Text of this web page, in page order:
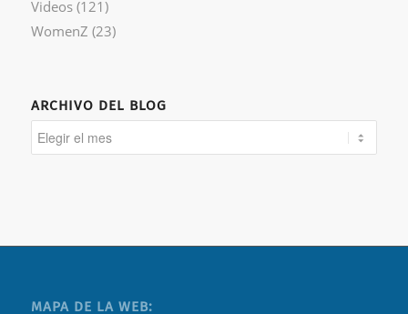
Videos(121)
WomenZ (23)
ARCHIVO DEL BLOG
MAPA DE LA WEB: